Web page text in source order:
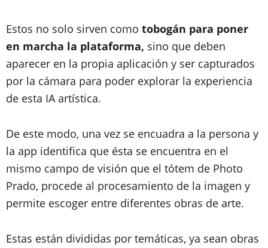
Estos no solo sirven como tobogán para poner
en marcha la plataforma, sino que deben
aparecer en la propia aplicación y ser capturados
por la cámara para poder explorar la experiencia
de esta IA artística.
De este modo, una vez se encuadra a la persona y
la app identifica que ésta se encuentra en el
mismo campo de visión que el tótem de Photo
Prado, procede al procesamiento de la imagen y
permite escoger entre diferentes obras de arte.
Estas están divididas por temáticas, ya sean obras